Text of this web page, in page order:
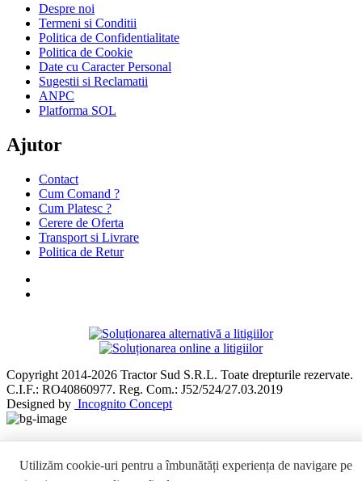
Despre noi
Termeni si Conditii
Politica de Confidentialitate
Politica de Cookie
Date cu Caracter Personal
Sugestii si Reclamatii
ANPC
Platforma SOL
Ajutor
Contact
Cum Comand ?
Cum Platesc ?
Cerere de Oferta
Transport si Livrare
Politica de Retur
Utilizăm cookie-uri pentru a îmbunătăți experiența de navigare pe
Copyright 2014-2026 Tractor Sud S.R.L. Toate drepturile rezervate.
C.I.F.: RO40860977. Reg. Com.: J52/524/27.03.2019
Designed by Incognito Concept